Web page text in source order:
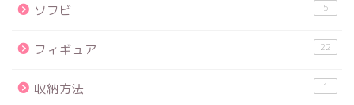
ソフビ 5
フィギュア 22
収納方法 1